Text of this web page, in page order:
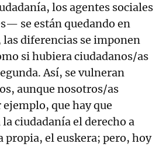
los agentes sociales
se están quedando en
diferencias se imponen
si hubiera ciudadanos/as
Así, se vulneran
aunque nosotros/as
que hay que
ciudadanía el derecho a
propia, el euskera; pero, hoy